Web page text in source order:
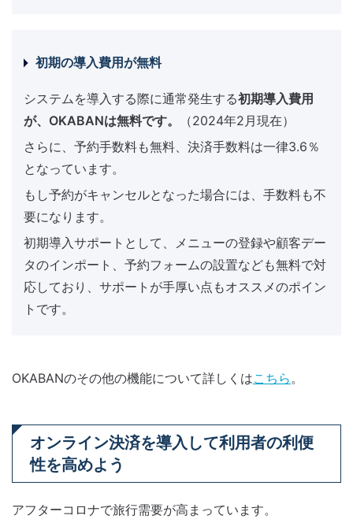
初期の導入費用が無料
システムを導入する際に通常発生する初期導入費用
が、OKABANは無料です。
（2024年2月現在）
さらに、予約手数料も無料、決済手数料は一律3.6％
となっています。
もし予約がキャンセルとなった場合には、手数料も不
要になります。
初期導入サポートとして、メニューの登録や顧客デー
タのインポート、予約フォームの設置なども無料で対
応しており、サポートが手厚い点もオススメのポイン
トです。
OKABANのその他の機能について詳しくはこちら。
オンライン決済を導入して利用者の利便
性を高めよう
アフターコロナで旅行需要が高まっています。